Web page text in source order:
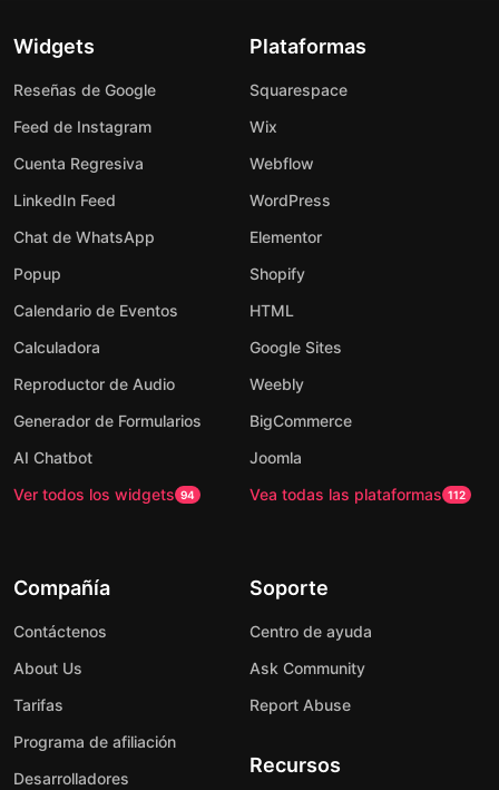
Widgets
Reseñas de Google
Feed de Instagram
Cuenta Regresiva
LinkedIn Feed
Chat de WhatsApp
Popup
Calendario de Eventos
Calculadora
Reproductor de Audio
Generador de Formularios
AI Chatbot
Ver todos los widgets 94
Plataformas
Squarespace
Wix
Webflow
WordPress
Elementor
Shopify
HTML
Google Sites
Weebly
BigCommerce
Joomla
Vea todas las plataformas 112
Compañía
Contáctenos
About Us
Tarifas
Programa de afiliación
Desarrolladores
Soporte
Centro de ayuda
Ask Community
Report Abuse
Recursos